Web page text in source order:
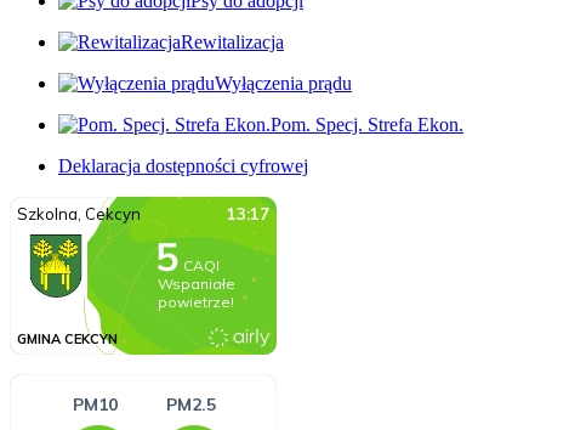
Rewitalizacja
Wyłączenia prądu
Pom. Specj. Strefa Ekon.
Deklaracja dostępności cyfrowej